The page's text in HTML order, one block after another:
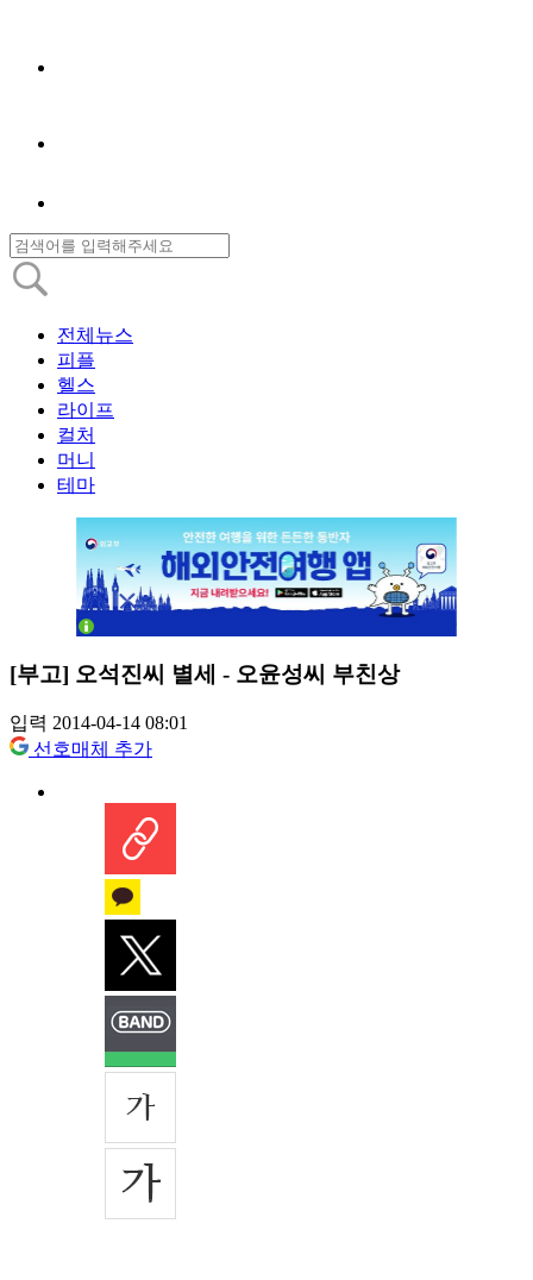
전체뉴스
피플
헬스
라이프
컬처
머니
테마
[부고] 오석진씨 별세 - 오윤성씨 부친상
입력 2014-04-14 08:01
선호매체 추가